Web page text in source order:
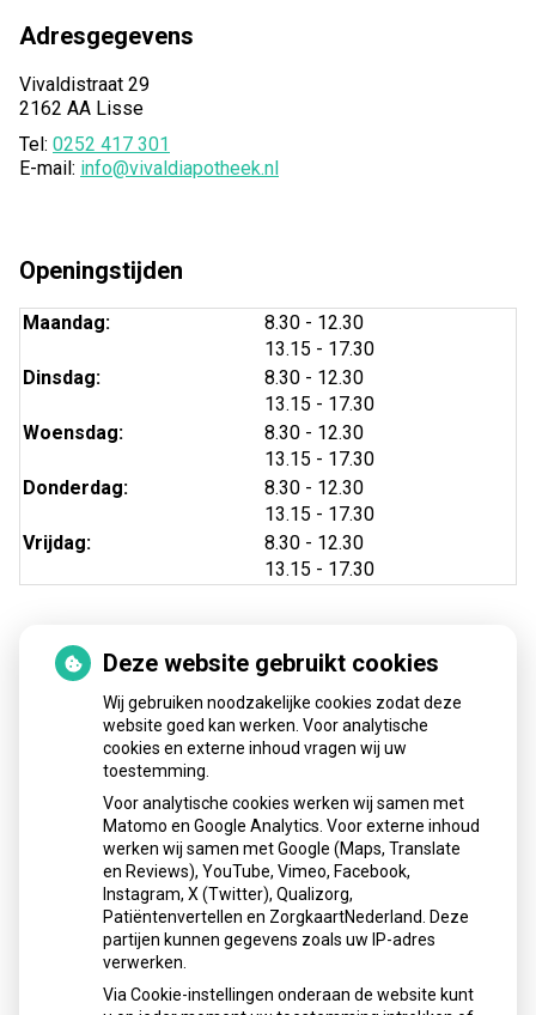
Adresgegevens
Vivaldistraat 29
2162 AA Lisse
Tel: 0252 417 301
E-mail: info@vivaldiapotheek.nl
Openingstijden
Maandag: 8.30 tot
- 12.30
13.15 tot
- 17.30
Dinsdag:
8.30 tot
- 12.30
13.15 tot
- 17.30
Woensdag:
8.30 tot
- 12.30
13.15 tot
- 17.30
Donderdag:
8.30 tot
- 12.30
13.15 tot
- 17.30
Vrijdag:
8.30 tot
- 12.30
13.15 tot
- 17.30
Nieuws
Sinds huisartsen afslankmedicijnen mogen voorschrijven,
neemt gebruik toe
Schurft sinds corona geen vergeten ziekte meer: aantal
uitbraken fors gestegen
Stoppen met afslankmedicijnen betekent zonder
leefstijlaanpassingen weer gewichtstoename
Kookadvies drinkwater in provincie Utrecht vanwege
besmetting
Terugroepactie babyvoeding Nestlé: bacterie kan baby’s
ziek maken
Deze website gebruikt cookies
Wij gebruiken noodzakelijke cookies zodat deze
website goed kan werken. Voor analytische
cookies en externe inhoud vragen wij uw
toestemming.
Voor analytische cookies werken wij samen met
Matomo en Google Analytics. Voor externe inhoud
werken wij samen met Google (Maps, Translate
en Reviews), YouTube, Vimeo, Facebook,
Instagram, X (Twitter), Qualizorg,
Patiëntenvertellen en ZorgkaartNederland. Deze
partijen kunnen gegevens zoals uw IP-adres
verwerken.
Via Cookie-instellingen onderaan de website kunt